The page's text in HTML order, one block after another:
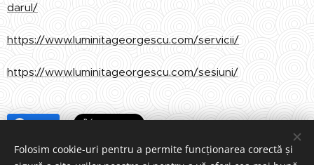
darul/
https://www.luminitageorgescu.com/servicii/
https://www.luminitageorgescu.com/sesiuni/
Share
Folosim cookie-uri pentru a permite funcționarea corectă și